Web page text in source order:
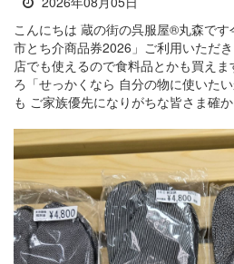
こんにちは 蔵の街の呉服屋®丸森で
市とち介商品券2026」ご利用いただ
店でも使えるので食料品とかも買え
ろ「せっかくなら 自分の物に使いた
も ご家族優先になりがちな皆さま確